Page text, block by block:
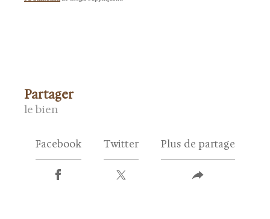
partager
le bien
Facebook Twitter Plus de partage